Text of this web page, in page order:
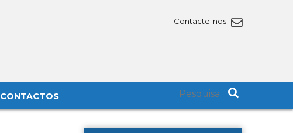
Contacte-nos
CONTACTOS